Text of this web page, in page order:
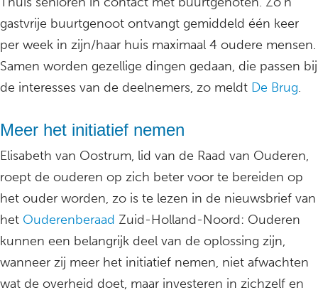
gastvrije buurtgenoot ontvangt gemiddeld één keer
per week in zijn/haar huis maximaal 4 oudere mensen.
Samen worden gezellige dingen gedaan, die passen bij
de interesses van de deelnemers, zo meldt De Brug.
Meer het initiatief nemen
Elisabeth van Oostrum, lid van de Raad van Ouderen,
roept de ouderen op zich beter voor te bereiden op
het ouder worden, zo is te lezen in de nieuwsbrief van
het Ouderenberaad Zuid-Holland-Noord: Ouderen
kunnen een belangrijk deel van de oplossing zijn,
wanneer zij meer het initiatief nemen, niet afwachten
wat de overheid doet, maar investeren in zichzelf en